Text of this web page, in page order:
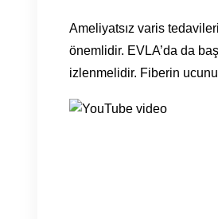
Ameliyatsız varis
önemlidir. EVLA’da da
izlenmelidir. Fiberin